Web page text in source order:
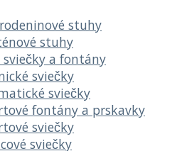
stuhy
stuhy
sviečky a fontány
sviečky
sviečky
fontány a prskavky
sviečky
sviečky